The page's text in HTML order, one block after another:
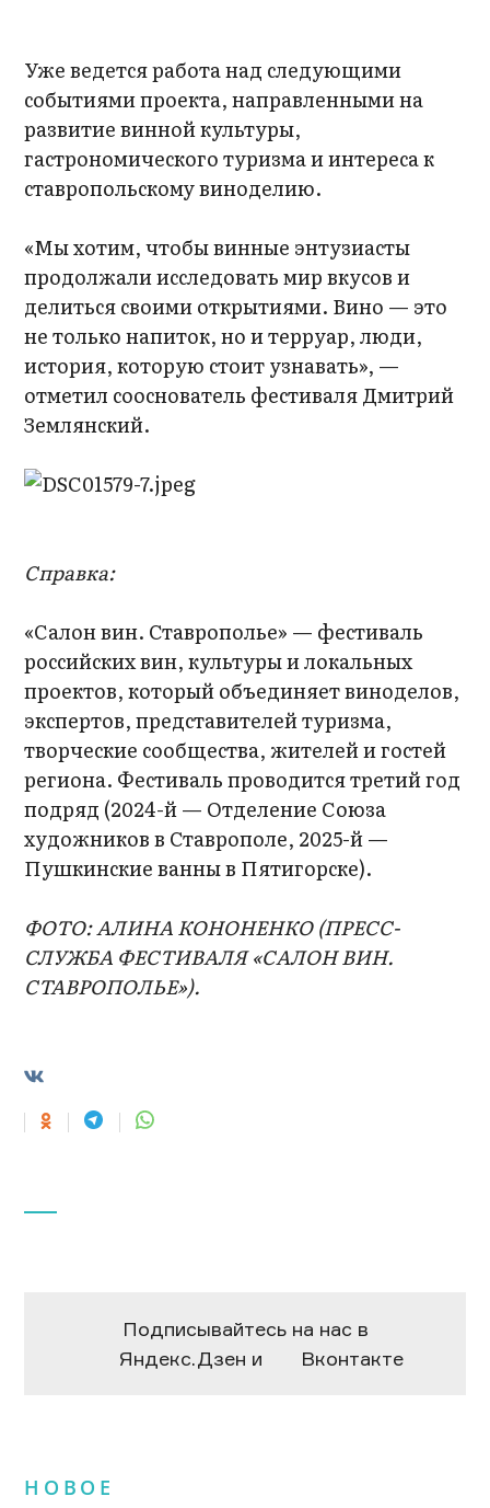
Уже ведется работа над следующими
событиями проекта, направленными на
развитие винной культуры,
гастрономического туризма и интереса к
ставропольскому виноделию.
«Мы хотим, чтобы винные энтузиасты
продолжали исследовать мир вкусов и
делиться своими открытиями. Вино — это
не только напиток, но и терруар, люди,
история, которую стоит узнавать», —
отметил сооснователь фестиваля Дмитрий
Землянский.
Справка:
«Салон вин. Ставрополье» — фестиваль
российских вин, культуры и локальных
проектов, который объединяет виноделов,
экспертов, представителей туризма,
творческие сообщества, жителей и гостей
региона. Фестиваль проводится третий год
подряд (2024-й — Отделение Союза
художников в Ставрополе, 2025-й —
Пушкинские ванны в Пятигорске).
ФОТО: АЛИНА КОНОНЕНКО (ПРЕСС-
СЛУЖБА ФЕСТИВАЛЯ «САЛОН ВИН.
СТАВРОПОЛЬЕ»).
Подписывайтесь на нас в
Яндекс.Дзен и Вконтакте
НОВОЕ